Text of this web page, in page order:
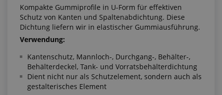
Kompakte Gummiprofile in U-Form für effektiven
Schutz von Kanten und Spaltenabdichtung. Diese
Dichtung liefern wir in elastischer Gummiausführung.
Verwendung:
Kantenschutz, Mannloch-, Durchgang-, Behälter-,
Behälterdeckel, Tank- und Vorratsbehälterdichtung
Dient nicht nur als Schutzelement, sondern auch als
gestalterisches Element